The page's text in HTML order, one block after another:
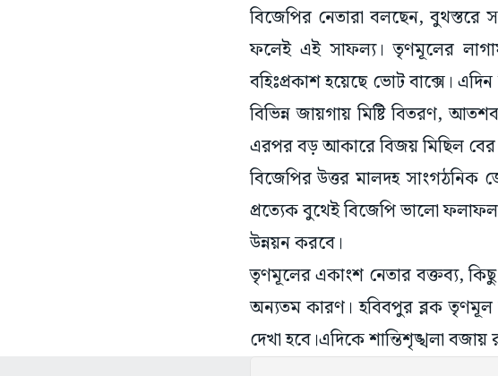
বিজেপির নেতারা বলছেন,
ফলেই এই সাফল্য। তৃণমূলের লাগাম
বহিঃপ্রকাশ হয়েছে ভোট বাক্সে।
বিভিন্ন জায়গায় মিষ্টি বিতরণ,
এরপর বড় আকারে বিজয় মিছিল বের
বিজেপির উত্তর মালদহ সাংগঠনিক
প্রত্যেক বুথেই বিজেপি ভালো
উন্নয়ন করবে।
তৃণমূলের একাংশ নেতার বক্তব্য,
অন্যতম কারণ। হবিবপুর ব্লক
দেখা হবে।এদিকে শান্তিশৃঙ্খলা